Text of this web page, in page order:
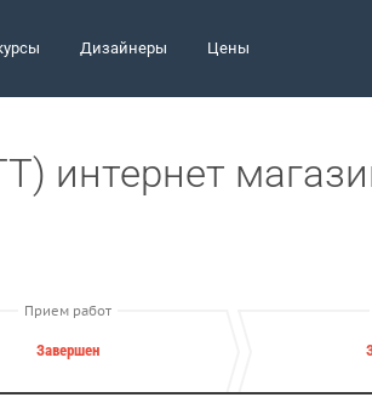
Дизайнеры Цены
интернет
Прием работ
Завершен